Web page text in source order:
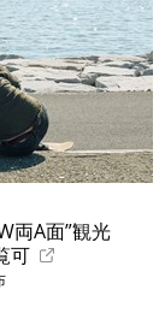
両A面”観光
可